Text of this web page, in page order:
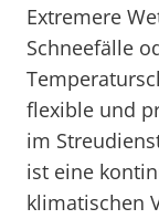
Extremere
Schneefälle
flexible und
im
ist eine
klimatischen